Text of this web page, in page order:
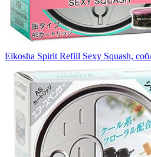
Eikosha Spirit Refill Sexy Squash,